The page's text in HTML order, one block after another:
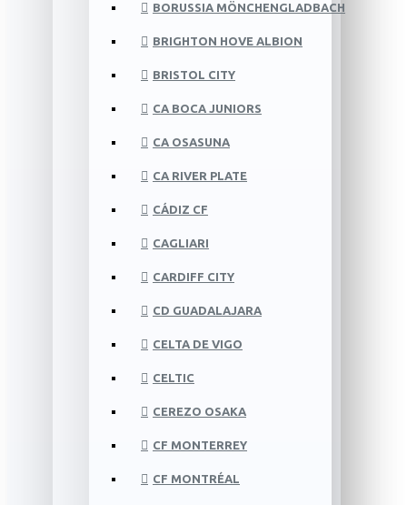
BORUSSIA MÖNCHENGLADBACH
BRIGHTON HOVE ALBION
BRISTOL CITY
CA BOCA JUNIORS
CA OSASUNA
CA RIVER PLATE
CÁDIZ CF
CAGLIARI
CARDIFF CITY
CD GUADALAJARA
CELTA DE VIGO
CELTIC
CEREZO OSAKA
CF MONTERREY
CF MONTRÉAL